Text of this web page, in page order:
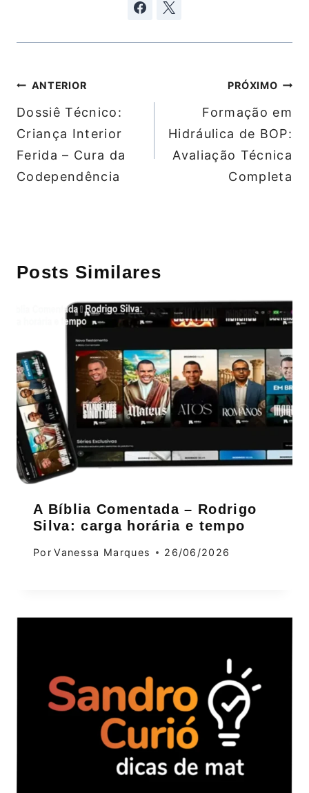
Navegação
de
Post
ANTERIOR
Dossiê Técnico:
Criança Interior
Ferida – Cura da
Codependência
PRÓXIMO
Formação em
Hidráulica de BOP:
Avaliação Técnica
Completa
Posts Similares
A Bíblia Comentada – Rodrigo
Silva: carga horária e tempo
Por Vanessa Marques 26/06/2026